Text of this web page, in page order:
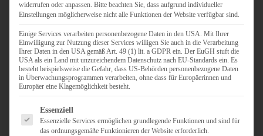
Pflegepersonal
Pflegepersonal
Bonn
Pflegepersonal
Duisburg
Pflegepersonal
Pflegepersonal
widerrufen oder anpassen. Bitte beachten Sie, dass aufgrund individueller
Einstellungen möglicherweise nicht alle Funktionen der Website verfügbar sind.
Einige Services verarbeiten personenbezogene Daten in den USA. Mit Ihrer
Einwilligung zur Nutzung dieser Services willigen Sie auch in die Verarbeitung
Ihrer Daten in den USA gemäß Art. 49 (1) lit. a GDPR ein. Der EuGH stuft die
USA als ein Land mit unzureichendem Datenschutz nach EU-Standards ein. Es
besteht beispielsweise die Gefahr, dass US-Behörden personenbezogene Daten
in Überwachungsprogrammen verarbeiten, ohne dass für Europäerinnen und
Europäer eine Klagemöglichkeit besteht.
Es folgt eine Liste der Service-Gruppen, für die eine
Essenziell
Essenzielle Services ermöglichen grundlegende Funktionen und sind für
das ordnungsgemäße Funktionieren der Website erforderlich.